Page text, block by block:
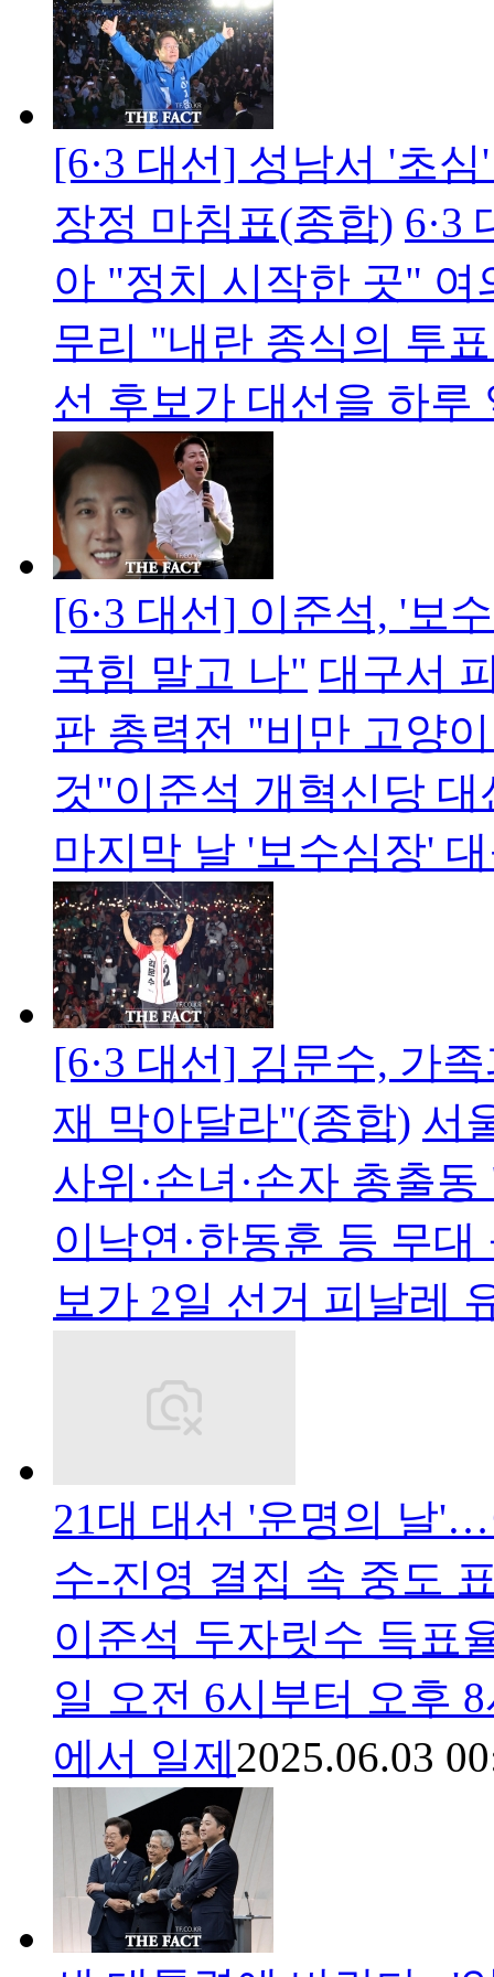
[6·3 대선] 성남서 '초
장정 마침표(종합) 6·3
아 "정치 시작한 곳" 여
무리 "내란 종식의 투
선 후보가 대선을 하루
[6·3 대선] 이준석, '보
국힘 말고 나" 대구서
판 총력전 "비만 고양
것"이준석 개혁신당
마지막 날 '보수심장'
[6·3 대선] 김문수, 가
재 막아달라"(종합) 서
사위·손녀·손자 총출
이낙연·한동훈 등 무
보가 2일 선거 피날레
21대 대선 '운명의 날
수-진영 결집 속 중도
이준석 두자릿수 득표
일 오전 6시부터 오후
에서 일제2025.06.03